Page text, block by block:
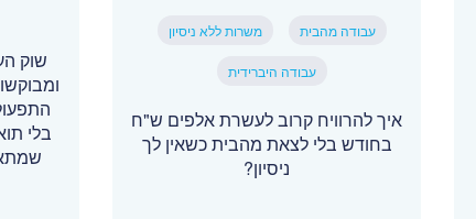
עבודה מהבית משרות ללא ניסיון
עבודה היברידית
איך להרוויח קרוב לעשרת אלפים ש"ח
בחודש בלי לצאת מהבית כשאין לך
ניסיון?
שוק
בלי